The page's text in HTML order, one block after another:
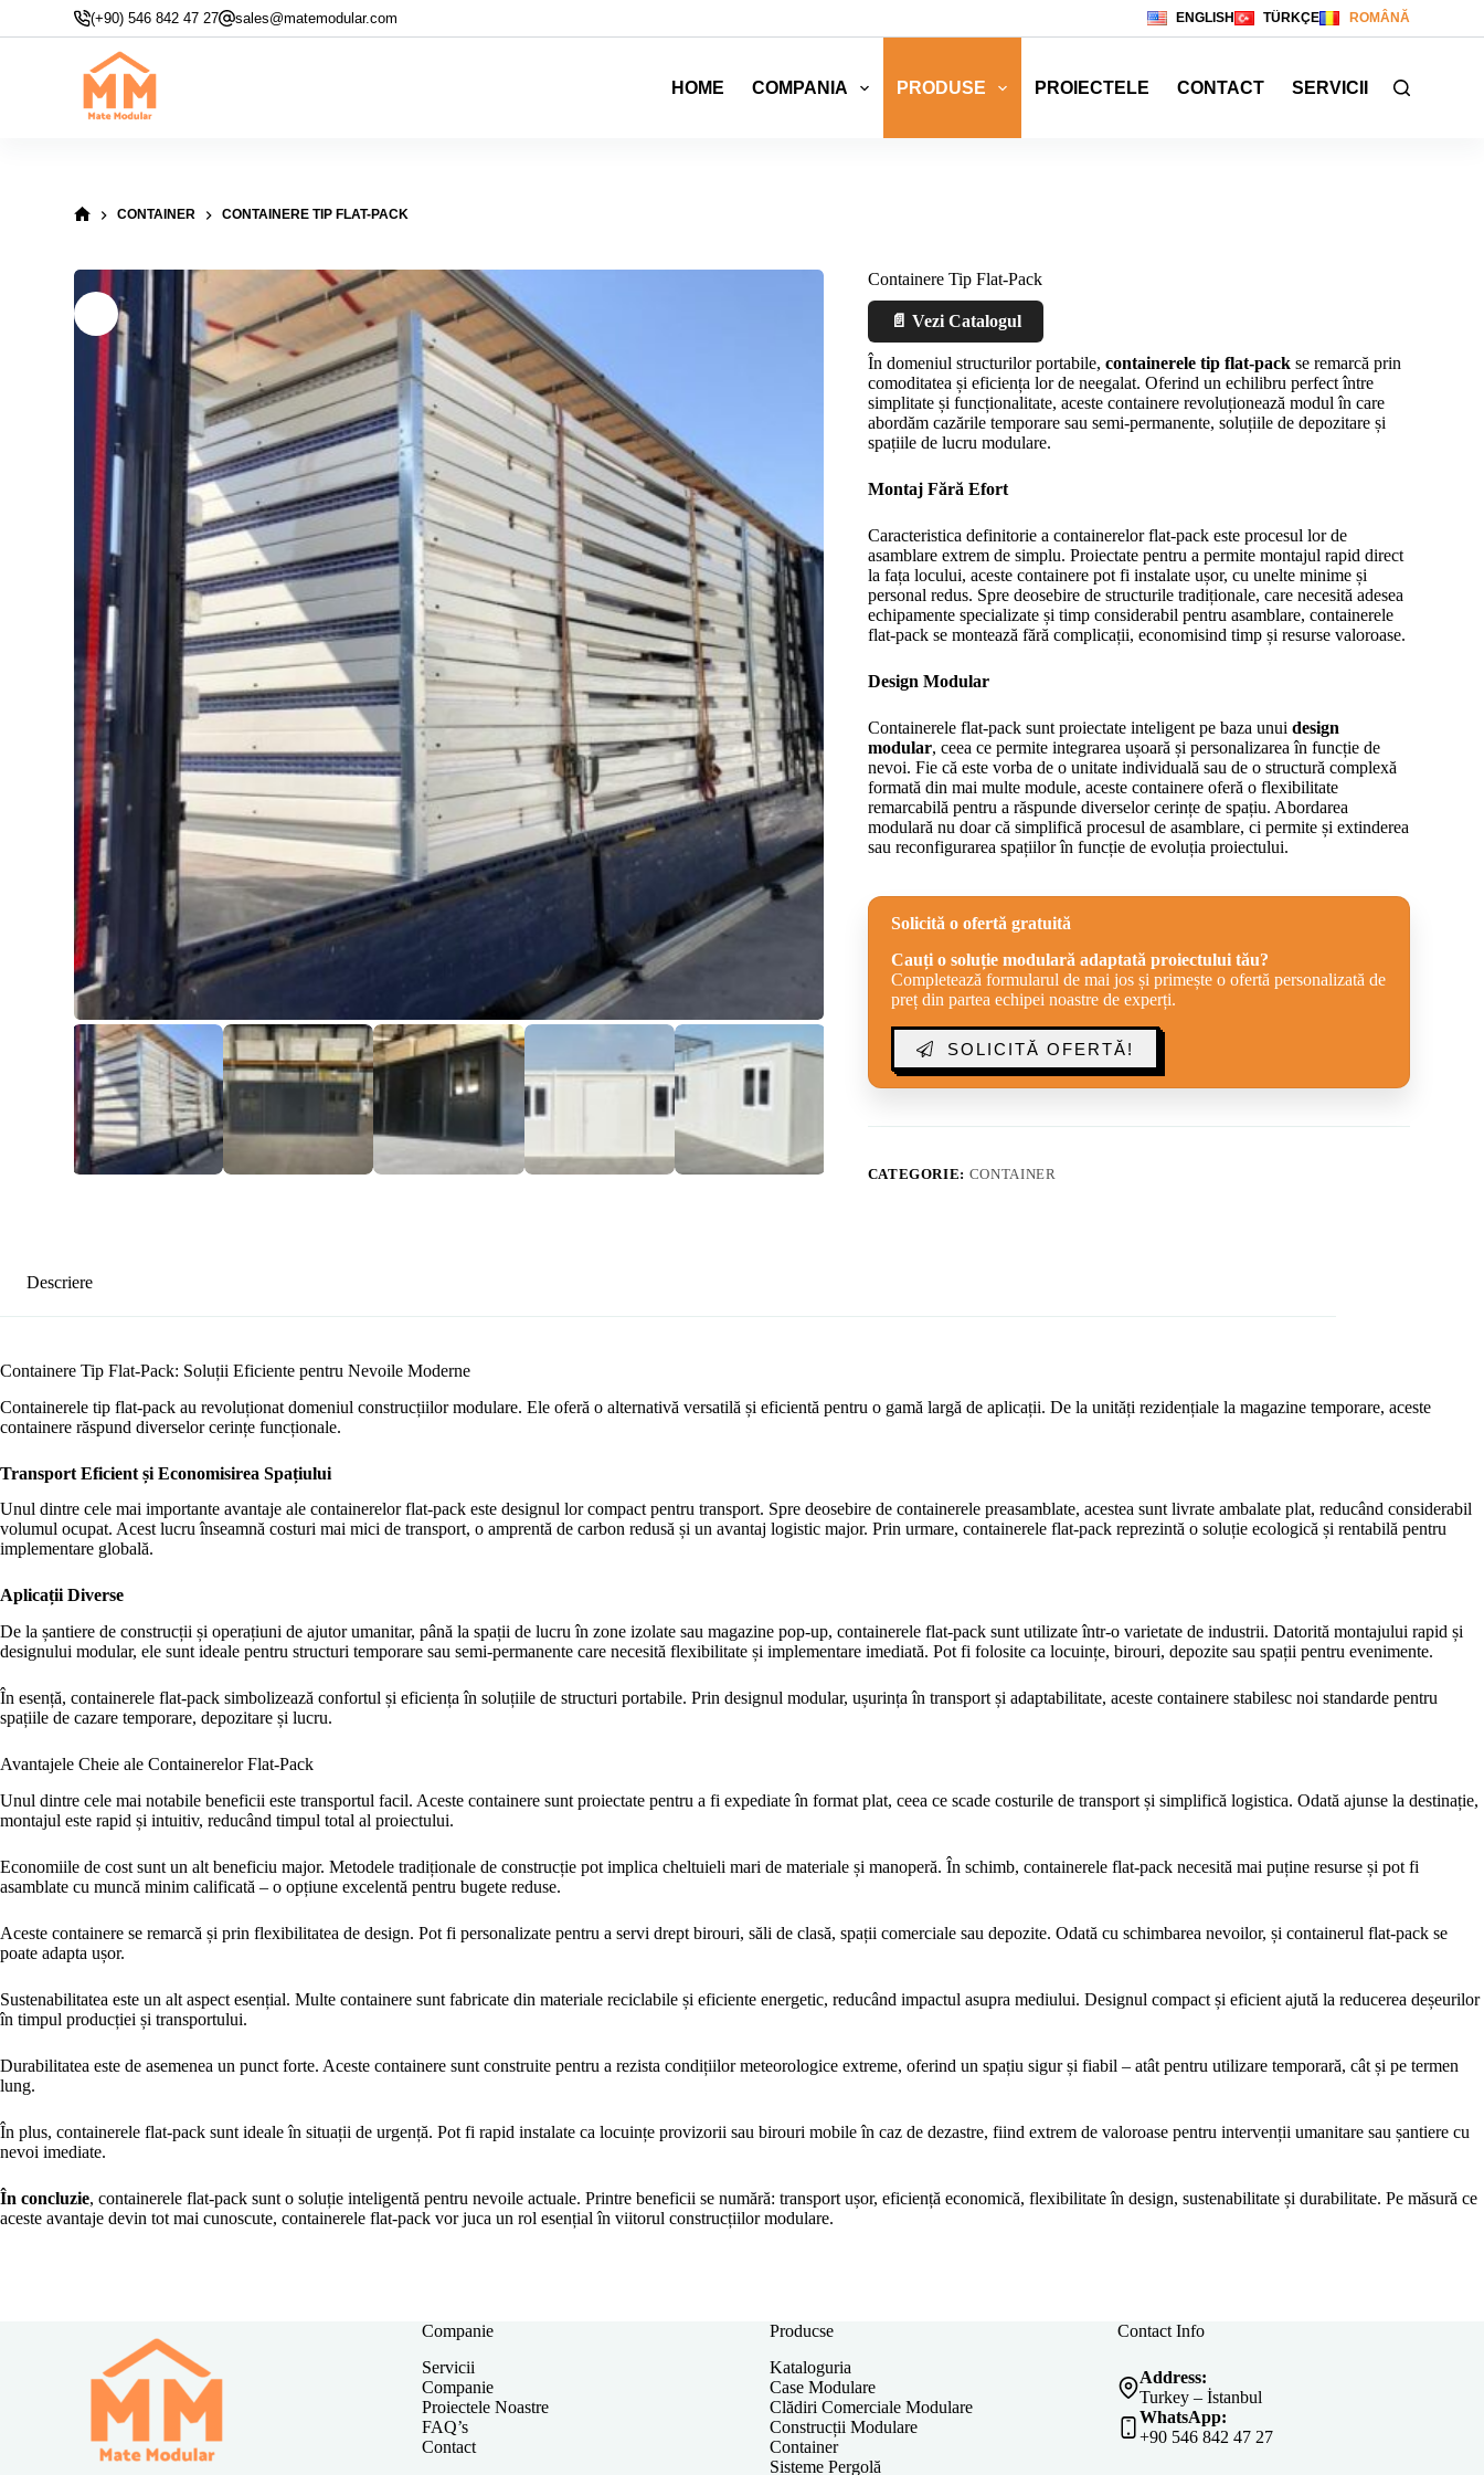
(+90) 546 842 47 27 sales@matemodular.com ENGLISH TÜRKÇE ROMÂNĂ
HOME COMPANIA PRODUSE PROIECTELE CONTACT SERVICII
CONTAINER CONTAINERE TIP FLAT-PACK
Containere Tip Flat-Pack
📄 Vezi Catalogul
În domeniul structurilor portabile, containerele tip flat-packse remarcă prin
comoditatea și eficiența lor de neegalat. Oferind un echilibru perfect între
simplitate și funcționalitate, aceste containere revoluționează modul în care
abordăm cazările temporare sau semi-permanente, soluțiile de depozitare și
spațiile de lucru modulare.
Montaj Fără Efort
Caracteristica definitorie a containerelor flat-pack este procesul lor de
asamblare extrem de simplu. Proiectate pentru a permite montajul rapid direct
la fața locului, aceste containere pot fi instalate ușor, cu unelte minime și
personal redus. Spre deosebire de structurile tradiționale, care necesită adesea
echipamente specializate și timp considerabil pentru asamblare, containerele
flat-pack se montează fără complicații, economisind timp și resurse valoroase.
Design Modular
Containerele flat-pack sunt proiectate inteligent pe baza unui design
modular, ceea ce permite integrarea ușoară și personalizarea în funcție de
nevoi. Fie că este vorba de o unitate individuală sau de o structură complexă
formată din mai multe module, aceste containere oferă o flexibilitate
remarcabilă pentru a răspunde diverselor cerințe de spațiu. Abordarea
modulară nu doar că simplifică procesul de asamblare, ci permite și extinderea
sau reconfigurarea spațiilor în funcție de evoluția proiectului.
Solicită o ofertă gratuită
Cauți o soluție modulară adaptată proiectului tău?
Completează formularul de mai jos și primește o ofertă personalizată de
preț din partea echipei noastre de experți.
SOLICITĂ OFERTĂ!
CATEGORIE: CONTAINER
Descriere
Containere Tip Flat-Pack: Soluții Eficiente pentru Nevoile Moderne
Containerele tip flat-pack au revoluționat domeniul construcțiilor modulare. Ele oferă o alternativă versatilă și eficientă pentru o gamă largă de aplicații. De la unități rezidențiale la magazine temporare, aceste
containere răspund diverselor cerințe funcționale.
Transport Eficient și Economisirea Spațiului
Unul dintre cele mai importante avantaje ale containerelor flat-pack este designul lor compact pentru transport. Spre deosebire de containerele preasamblate, acestea sunt livrate ambalate plat, reducând considerabil
volumul ocupat. Acest lucru înseamnă costuri mai mici de transport, o amprentă de carbon redusă și un avantaj logistic major. Prin urmare, containerele flat-pack reprezintă o soluție ecologică și rentabilă pentru
implementare globală.
Aplicații Diverse
De la șantiere de construcții și operațiuni de ajutor umanitar, până la spații de lucru în zone izolate sau magazine pop-up, containerele flat-pack sunt utilizate într-o varietate de industrii. Datorită montajului rapid și
designului modular, ele sunt ideale pentru structuri temporare sau semi-permanente care necesită flexibilitate și implementare imediată. Pot fi folosite ca locuințe, birouri, depozite sau spații pentru evenimente.
În esență, containerele flat-pack simbolizează confortul și eficiența în soluțiile de structuri portabile. Prin designul modular, ușurința în transport și adaptabilitate, aceste containere stabilesc noi standarde pentru
spațiile de cazare temporare, depozitare și lucru.
Avantajele Cheie ale Containerelor Flat-Pack
Unul dintre cele mai notabile beneficii este transportul facil. Aceste containere sunt proiectate pentru a fi expediate în format plat, ceea ce scade costurile de transport și simplifică logistica. Odată ajunse la destinație,
montajul este rapid și intuitiv, reducând timpul total al proiectului.
Economiile de cost sunt un alt beneficiu major. Metodele tradiționale de construcție pot implica cheltuieli mari de materiale și manoperă. În schimb, containerele flat-pack necesită mai puține resurse și pot fi
asamblate cu muncă minim calificată – o opțiune excelentă pentru bugete reduse.
Aceste containere se remarcă și prin flexibilitatea de design. Pot fi personalizate pentru a servi drept birouri, săli de clasă, spații comerciale sau depozite. Odată cu schimbarea nevoilor, și containerul flat-pack se
poate adapta ușor.
Sustenabilitatea este un alt aspect esențial. Multe containere sunt fabricate din materiale reciclabile și eficiente energetic, reducând impactul asupra mediului. Designul compact și eficient ajută la reducerea deșeurilor
în timpul producției și transportului.
Durabilitatea este de asemenea un punct forte. Aceste containere sunt construite pentru a rezista condițiilor meteorologice extreme, oferind un spațiu sigur și fiabil – atât pentru utilizare temporară, cât și pe termen
lung.
În plus, containerele flat-pack sunt ideale în situații de urgență. Pot fi rapid instalate ca locuințe provizorii sau birouri mobile în caz de dezastre, fiind extrem de valoroase pentru intervenții umanitare sau șantiere cu
nevoi imediate.
În concluzie, containerele flat-pack sunt o soluție inteligentă pentru nevoile actuale. Printre beneficii se numără: transport ușor, eficiență economică, flexibilitate în design, sustenabilitate și durabilitate. Pe măsură ce
aceste avantaje devin tot mai cunoscute, containerele flat-pack vor juca un rol esențial în viitorul construcțiilor modulare.
Companie
Servicii
Companie
Proiectele Noastre
FAQ’s
Contact
Producse
Kataloguria
Case Modulare
Clădiri Comerciale Modulare
Construcții Modulare
Container
Sisteme Pergolă
Contact Info
Address:
Turkey – İstanbul
WhatsApp:
+90 546 842 47 27